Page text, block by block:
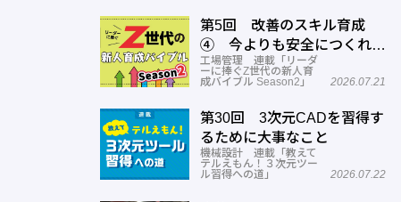
第5回 改善のスキル育成
④ 今よりも安全につくれる
スキルを高める
工場管理 連載「リーダ
ーに捧ぐZ世代の新人育
成バイブル Season2」
2026.07.21
第30回 3次元CADを習得す
るために大事なこと
機械設計 連載「教えて
テルえもん！３次元ツー
ル習得への道」
2026.07.22